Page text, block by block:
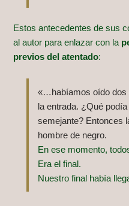
Estos antecedentes de sus
al autor para enlazar con la
previos del atentado:
«…habíamos oído dos
la entrada. ¿Qué
semejante? Entonces
hombre de negro.
En ese momento,
Era el final.
Nuestro final había